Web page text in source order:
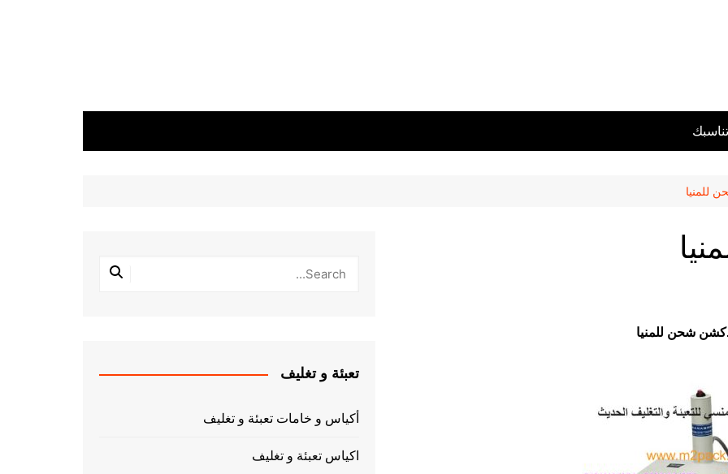
للمنيا
شحن للمنيا
تعبئة و تغليف
أكياس و خامات تعبئة و تغليف
اكياس تعبئة و تغليف